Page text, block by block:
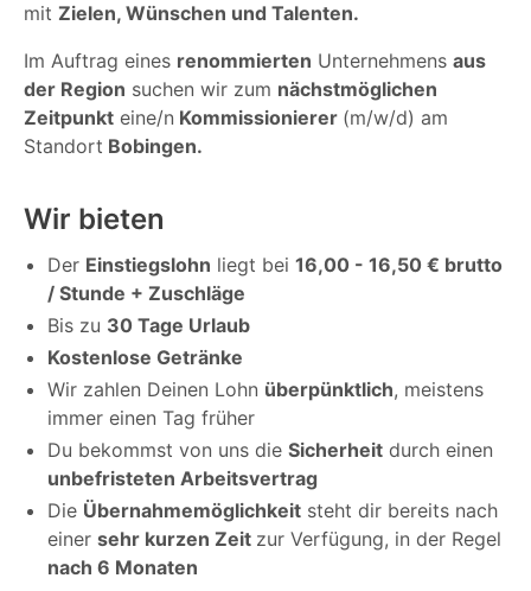
mit Zielen, Wünschen und Talenten.
Im Auftrag eines renommierten Unternehmens aus
der Region suchen wir zum nächstmöglichen
Zeitpunkt eine/n Kommissionierer (m/w/d) am
Standort Bobingen.
Wir bieten
Der Einstiegslohn liegt bei 16,00 - 16,50 € brutto
/ Stunde + Zuschläge
Bis zu 30 Tage Urlaub
Kostenlose Getränke
Wir zahlen Deinen Lohn überpünktlich, meistens
immer einen Tag früher
Du bekommst von uns die Sicherheit durch einen
unbefristeten Arbeitsvertrag
Die Übernahmemöglichkeit steht dir bereits nach
einer sehr kurzen Zeit zur Verfügung, in der Regel
nach 6 Monaten